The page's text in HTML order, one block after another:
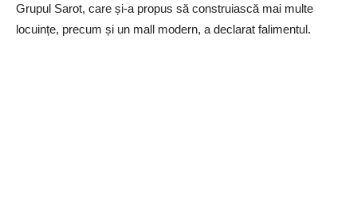
Grupul Sarot, care și-a propus să construiască mai multe
locuințe, precum și un mall modern, a declarat falimentul.